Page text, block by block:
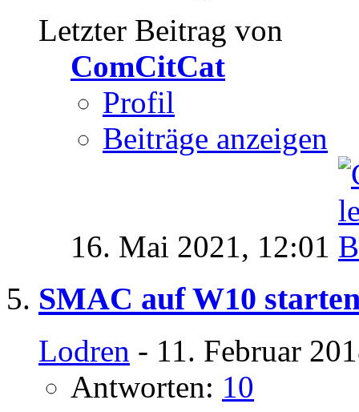
Letzter Beitrag von
ComCitCat
Profil
Beiträge anzeigen
16. Mai 2021, 12:01
SMAC auf W10
Lodren - 11. Februar
Antworten: 10